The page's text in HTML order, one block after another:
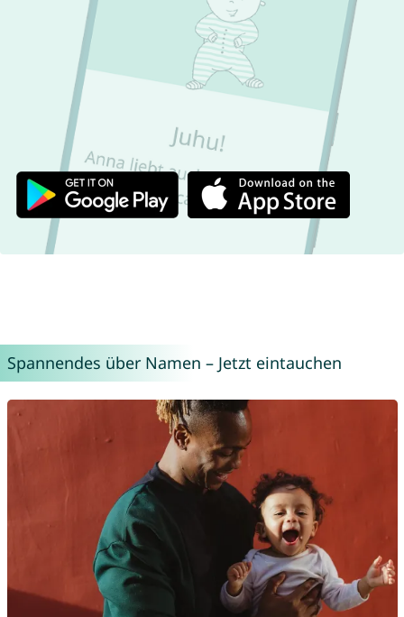
Spannendes über Namen – Jetzt eintauchen